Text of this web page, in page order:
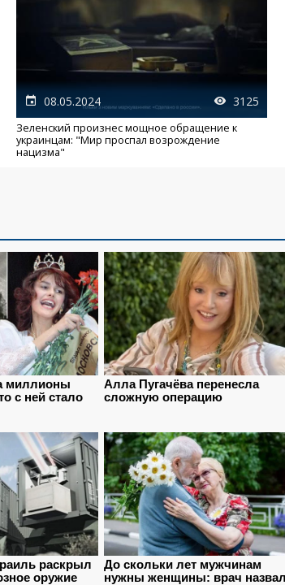
08.05.2024 3125
Зеленский произнес мощное обращение к
украинцам: "Мир проспал возрождение
нацизма"